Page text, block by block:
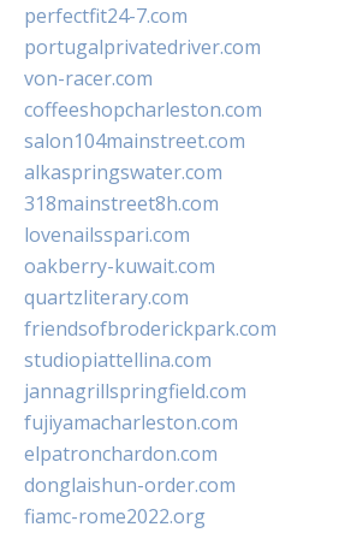
perfectfit24-7.com
portugalprivatedriver.com
von-racer.com
coffeeshopcharleston.com
salon104mainstreet.com
alkaspringswater.com
318mainstreet8h.com
lovenailsspari.com
oakberry-kuwait.com
quartzliterary.com
friendsofbroderickpark.com
studiopiattellina.com
jannagrillspringfield.com
fujiyamacharleston.com
elpatronchardon.com
donglaishun-order.com
fiamc-rome2022.org